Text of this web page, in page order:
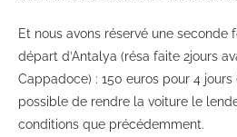
Et nous avons réservé une seconde
départ d’Antalya (résa faite 2jours
Cappadoce) : 150 euros pour 4
possible de rendre la voiture le
conditions que précédemment.